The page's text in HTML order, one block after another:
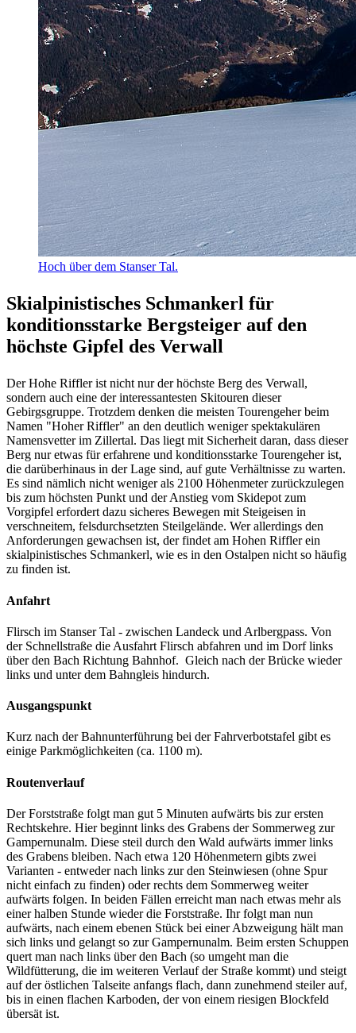
Hoch über dem Stanser Tal.
Skialpinistisches Schmankerl für
konditionsstarke Bergsteiger auf den
höchste Gipfel des Verwall
Der Hohe Riffler ist nicht nur der höchste Berg des Verwall,
sondern auch eine der interessantesten Skitouren dieser
Gebirgsgruppe. Trotzdem denken die meisten Tourengeher beim
Namen "Hoher Riffler" an den deutlich weniger spektakulären
Namensvetter im Zillertal. Das liegt mit Sicherheit daran, dass dieser
Berg nur etwas für erfahrene und konditionsstarke Tourengeher ist,
die darüberhinaus in der Lage sind, auf gute Verhältnisse zu warten.
Es sind nämlich nicht weniger als 2100 Höhenmeter zurückzulegen
bis zum höchsten Punkt und der Anstieg vom Skidepot zum
Vorgipfel erfordert dazu sicheres Bewegen mit Steigeisen in
verschneitem, felsdurchsetzten Steilgelände. Wer allerdings den
Anforderungen gewachsen ist, der findet am Hohen Riffler ein
skialpinistisches Schmankerl, wie es in den Ostalpen nicht so häufig
zu finden ist.
Anfahrt
Flirsch im Stanser Tal - zwischen Landeck und Arlbergpass. Von
der Schnellstraße die Ausfahrt Flirsch abfahren und im Dorf links
über den Bach Richtung Bahnhof. Gleich nach der Brücke wieder
links und unter dem Bahngleis hindurch.
Ausgangspunkt
Kurz nach der Bahnunterführung bei der Fahrverbotstafel gibt es
einige Parkmöglichkeiten (ca. 1100 m).
Routenverlauf
Der Forststraße folgt man gut 5 Minuten aufwärts bis zur ersten
Rechtskehre. Hier beginnt links des Grabens der Sommerweg zur
Gampernunalm. Diese steil durch den Wald aufwärts immer links
des Grabens bleiben. Nach etwa 120 Höhenmetern gibts zwei
Varianten - entweder nach links zur den Steinwiesen (ohne Spur
nicht einfach zu finden) oder rechts dem Sommerweg weiter
aufwärts folgen. In beiden Fällen erreicht man nach etwas mehr als
einer halben Stunde wieder die Forststraße. Ihr folgt man nun
aufwärts, nach einem ebenen Stück bei einer Abzweigung hält man
sich links und gelangt so zur Gampernunalm. Beim ersten Schuppen
quert man nach links über den Bach (so umgeht man die
Wildfütterung, die im weiteren Verlauf der Straße kommt) und steigt
auf der östlichen Talseite anfangs flach, dann zunehmend steiler auf,
bis in einen flachen Karboden, der von einem riesigen Blockfeld
übersät ist.